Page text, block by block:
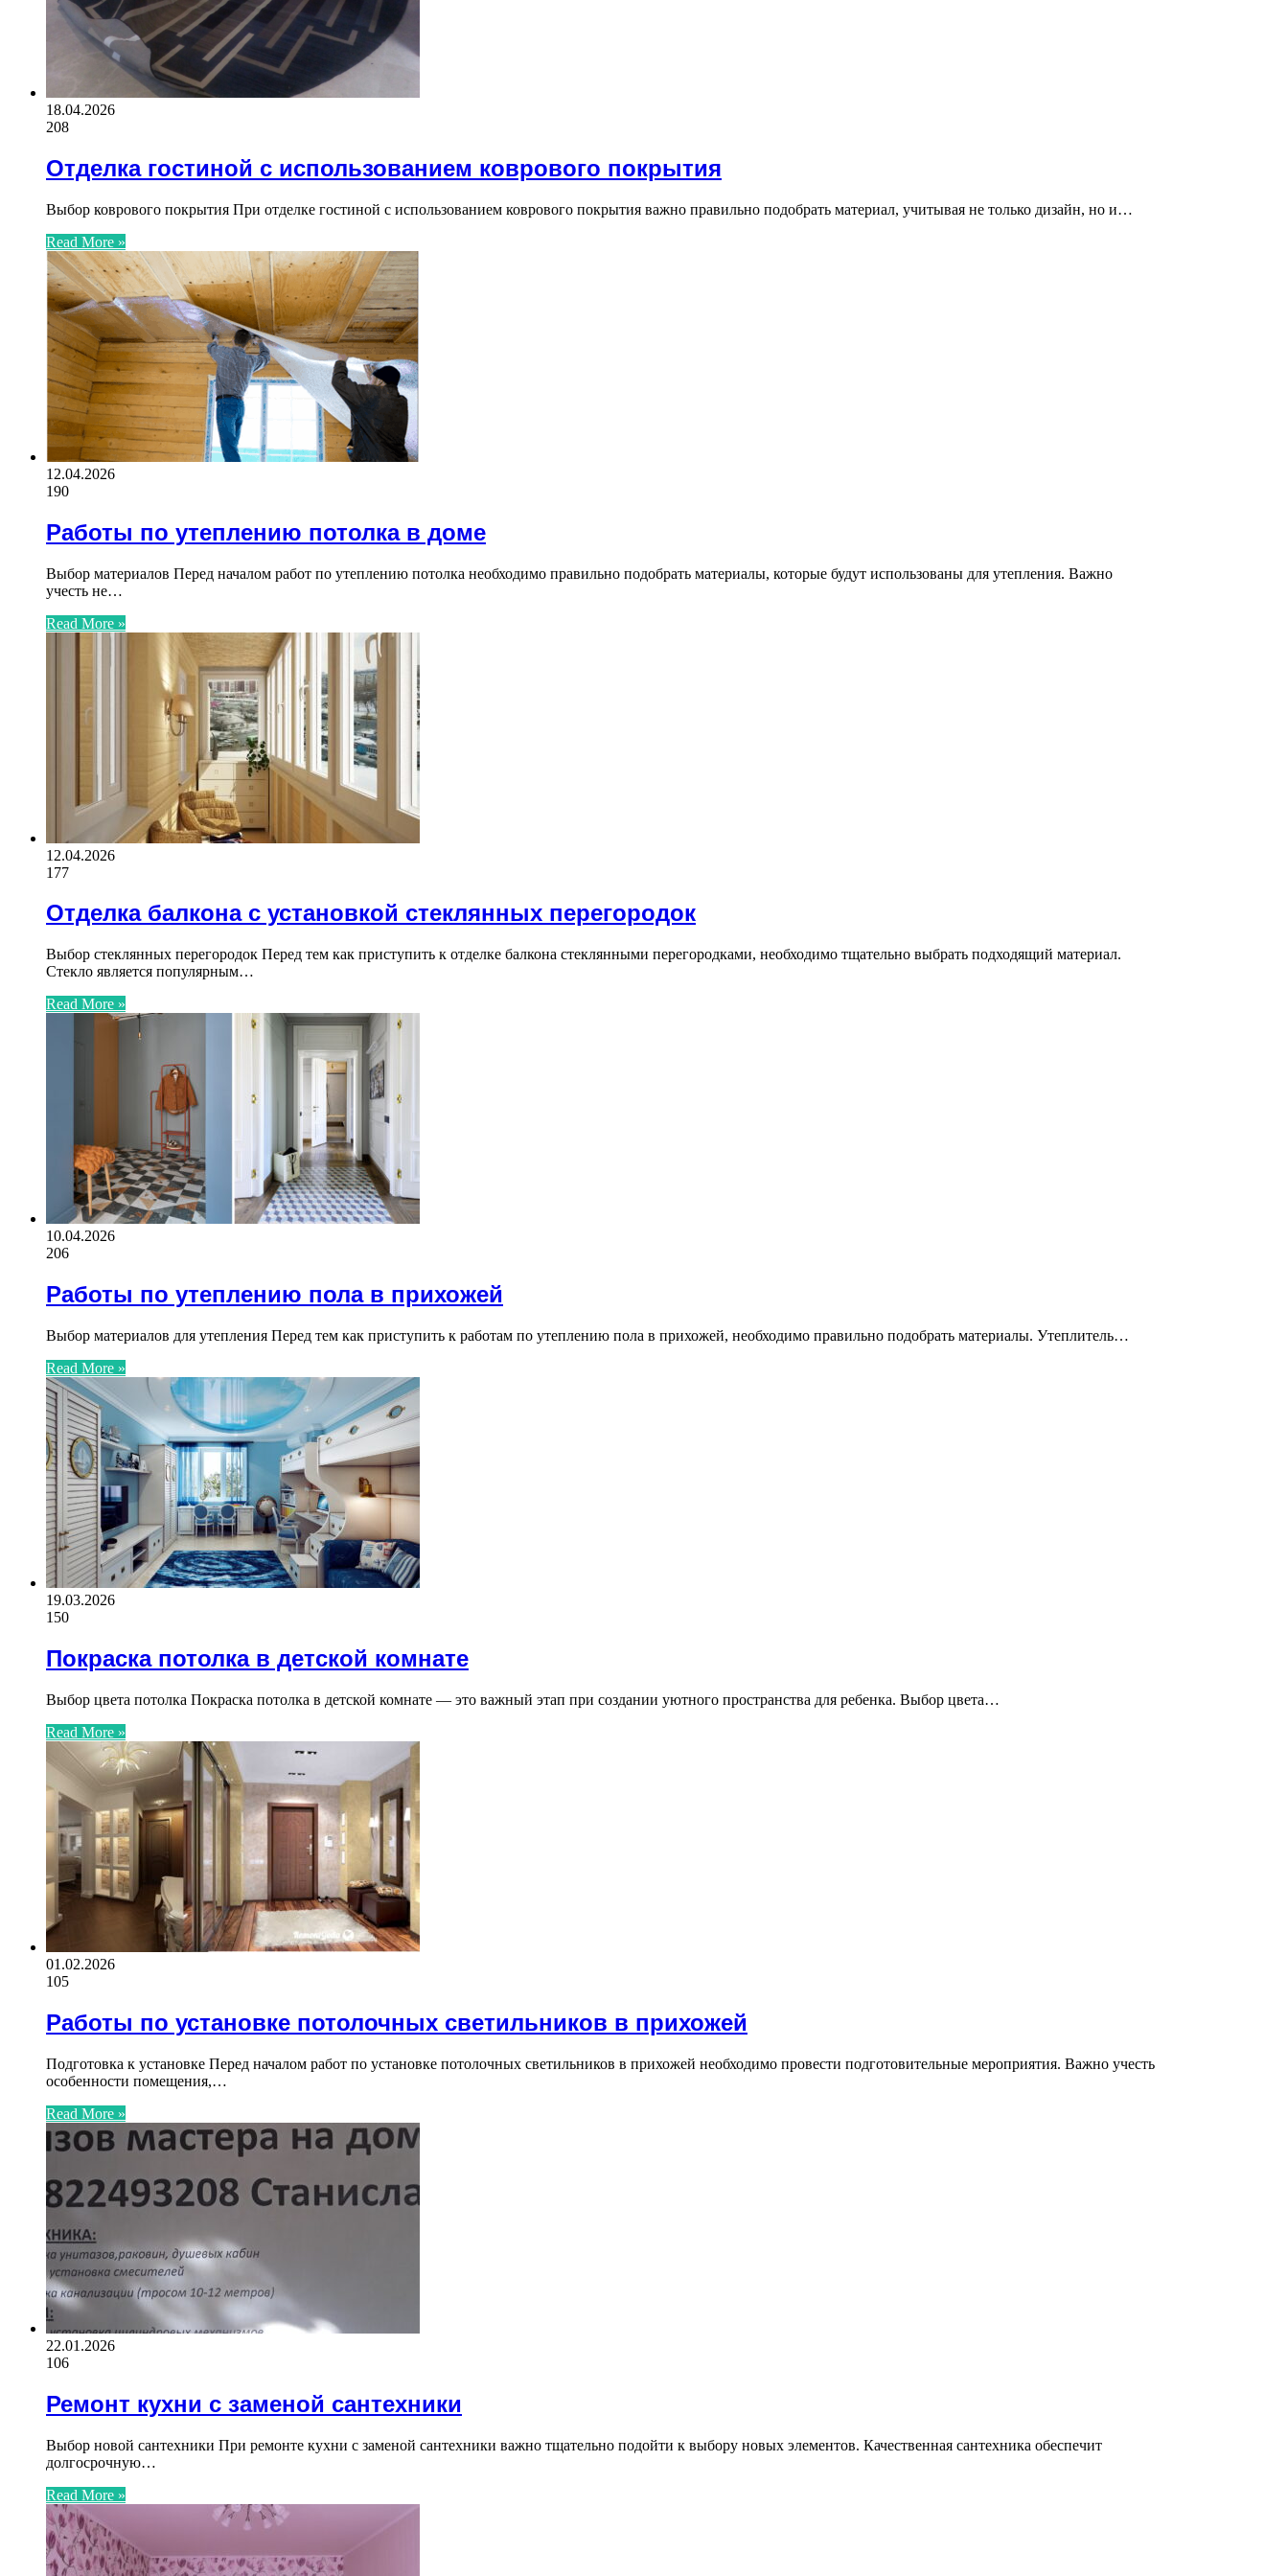
18.04.2026
208
Отделка гостиной с использованием коврового покрытия
Выбор коврового покрытия При отделке гостиной с использованием коврового покрытия важно правильно подобрать материал, учитывая не только дизайн, но и…
Read More »
12.04.2026
190
Работы по утеплению потолка в доме
Выбор материалов Перед началом работ по утеплению потолка необходимо правильно подобрать материалы, которые будут использованы для утепления. Важно
учесть не…
Read More »
12.04.2026
177
Отделка балкона с установкой стеклянных перегородок
Выбор стеклянных перегородок Перед тем как приступить к отделке балкона стеклянными перегородками, необходимо тщательно выбрать подходящий материал.
Стекло является популярным…
Read More »
10.04.2026
206
Работы по утеплению пола в прихожей
Выбор материалов для утепления Перед тем как приступить к работам по утеплению пола в прихожей, необходимо правильно подобрать материалы. Утеплитель…
Read More »
19.03.2026
150
Покраска потолка в детской комнате
Выбор цвета потолка Покраска потолка в детской комнате — это важный этап при создании уютного пространства для ребенка. Выбор цвета…
Read More »
01.02.2026
105
Работы по установке потолочных светильников в прихожей
Подготовка к установке Перед началом работ по установке потолочных светильников в прихожей необходимо провести подготовительные мероприятия. Важно учесть
особенности помещения,…
Read More »
22.01.2026
106
Ремонт кухни с заменой сантехники
Выбор новой сантехники При ремонте кухни с заменой сантехники важно тщательно подойти к выбору новых элементов. Качественная сантехника обеспечит
долгосрочную…
Read More »